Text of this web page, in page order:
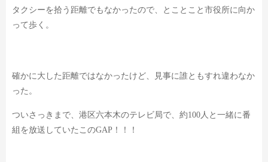
タクシーを拾う距離でもなかったので、とことこと市役所に向か
って歩く。
確かに大した距離ではなかったけど、見事に誰ともすれ違わなか
った。
ついさっきまで、港区六本木のテレビ局で、 約100人と一緒に番
組を放送していたこのGAP！！！